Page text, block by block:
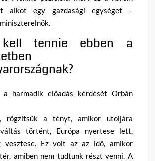
alkot egy gazdasági egységet –
tennie ebben a
harmadik előadás kérdését Orbán
rögzítsük a tényt, amikor utoljára
váltás történt, Európa nyertese lett,
vesztese. Ez volt az az idő, amikor
amiben nem tudtunk részt venni. A